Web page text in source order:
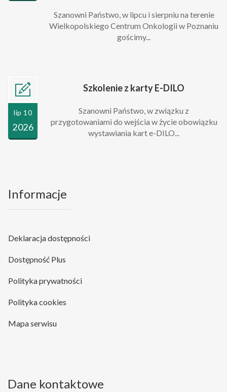
Szanowni Państwo, w lipcu i sierpniu na terenie
Wielkopolskiego Centrum Onkologii w Poznaniu
gościmy...
lip 10
2026
Szkolenie z karty E-DILO
Szanowni Państwo, w związku z
przygotowaniami do wejścia w życie obowiązku
wystawiania kart e-DILO...
Informacje
Deklaracja dostępności
Dostępność Plus
Polityka prywatności
Polityka cookies
Mapa serwisu
Dane kontaktowe